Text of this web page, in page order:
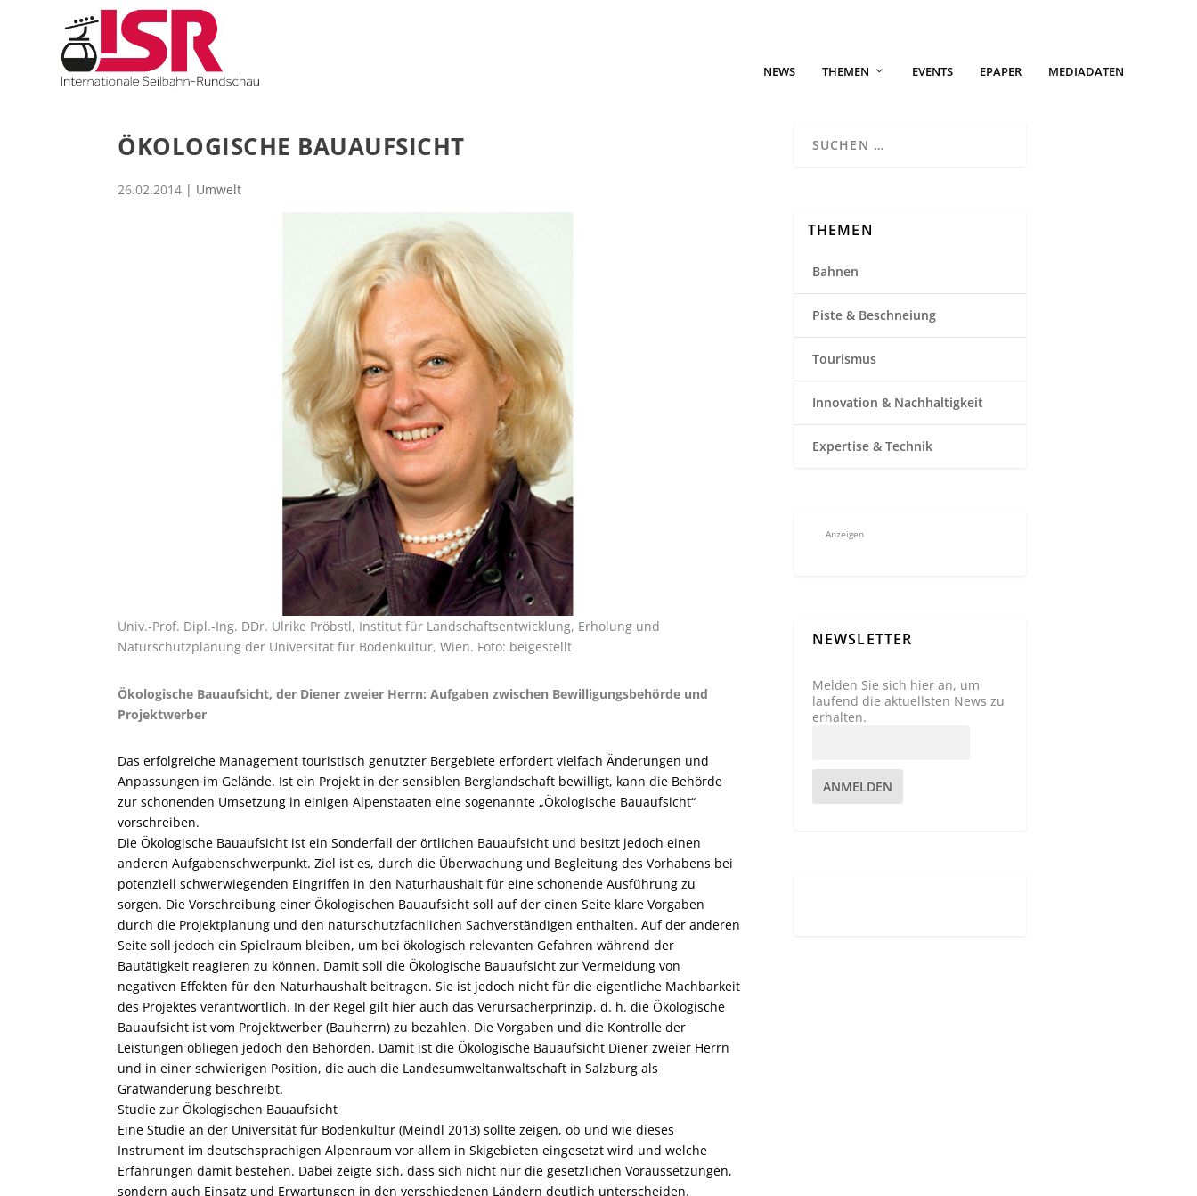
NEWS THEMEN EVENTS EPAPER MEDIADATEN
ÖKOLOGISCHE BAUAUFSICHT
26.02.2014 | Umwelt
Univ.-Prof. Dipl.-Ing. DDr. Ulrike Pröbstl, Institut für Landschaftsentwicklung, Erholung und
Naturschutzplanung der Universität für Bodenkultur, Wien. Foto: beigestellt
Ökologische Bauaufsicht, der Diener zweier Herrn: Aufgaben zwischen Bewilligungsbehörde und
Projektwerber
Das erfolgreiche Management touristisch genutzter Bergebiete erfordert vielfach Änderungen und
Anpassungen im Gelände. Ist ein Projekt in der sensiblen Berglandschaft bewilligt, kann die Behörde
zur schonenden Umsetzung in einigen Alpenstaaten eine sogenannte „Ökologische Bauaufsicht“
vorschreiben.
Die Ökologische Bauaufsicht ist ein Sonderfall der örtlichen Bauaufsicht und besitzt jedoch einen
anderen Aufgabenschwerpunkt. Ziel ist es, durch die Überwachung und Begleitung des Vorhabens bei
potenziell schwerwiegenden Eingriffen in den Naturhaushalt für eine schonende Ausführung zu
sorgen. Die Vorschreibung einer Ökologischen Bauaufsicht soll auf der einen Seite klare Vorgaben
durch die Projektplanung und den naturschutzfachlichen Sachverständigen enthalten. Auf der anderen
Seite soll jedoch ein Spielraum bleiben, um bei ökologisch relevanten Gefahren während der
Bautätigkeit reagieren zu können. Damit soll die Ökologische Bauaufsicht zur Vermeidung von
negativen Effekten für den Naturhaushalt beitragen. Sie ist jedoch nicht für die eigentliche Machbarkeit
des Projektes verantwortlich. In der Regel gilt hier auch das Verursacherprinzip, d. h. die Ökologische
Bauaufsicht ist vom Projektwerber (Bauherrn) zu bezahlen. Die Vorgaben und die Kontrolle der
Leistungen obliegen jedoch den Behörden. Damit ist die Ökologische Bauaufsicht Diener zweier Herrn
und in einer schwierigen Position, die auch die Landesumweltanwaltschaft in Salzburg als
Gratwanderung beschreibt.
Studie zur Ökologischen Bauaufsicht
Eine Studie an der Universität für Bodenkultur (Meindl 2013) sollte zeigen, ob und wie dieses
Instrument im deutschsprachigen Alpenraum vor allem in Skigebieten eingesetzt wird und welche
Erfahrungen damit bestehen. Dabei zeigte sich, dass sich nicht nur die gesetzlichen Voraussetzungen,
sondern auch Einsatz und Erwartungen in den verschiedenen Ländern deutlich unterscheiden.
THEMEN
Bahnen
Piste & Beschneiung
Tourismus
Innovation & Nachhaltigkeit
Expertise & Technik
Anzeigen
NEWSLETTER
Melden Sie sich hier an, um
laufend die aktuellsten News zu
erhalten.
ANMELDEN